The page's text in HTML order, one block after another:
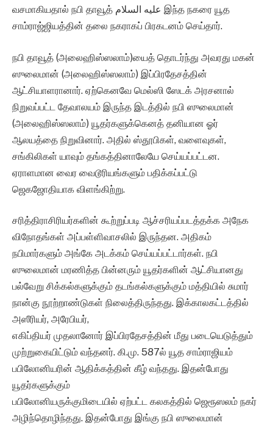
வசமாகியதால் நபி தாவூத் عليه السلام இந்த நகரை யூத
சாம்ராஜ்ஜியத்தின் தலை நகராகப் பிரகடனம் செய்தார்.
நபி தாவூத் (அலைஹிஸ்ஸலாம்)யைத் தொடர்ந்து அவரது மகன்
ஸுலைமான் (அலைஹிஸ்ஸலாம்) இப்பிரதேசத்தின்
ஆட்சியாளரானார். ஏற்கெனவே மெல்ஸி ஸேடக் அரசனால்
நிறுவப்பட்ட தேவாலயம் இருந்த இடத்தில் நபி ஸுலைமான்
(அலைஹிஸ்ஸலாம்) யூதர்களுக்கெனத் தனியான ஓர்
ஆலயத்தை நிறுவினார். அதில் ஸ்தூபிகள், வளைவுகள்,
சங்கிலிகள் யாவும் தங்கத்தினாலேயே செய்யப்பட்டன.
ஏராளமான வைர வைடூரியங்களும் பதிக்கப்பட்டு
ஜெகஜோதியாக விளங்கிற்று.
சரித்திராசிரியர்களின் கூற்றுப்படி ஆச்சரியப்படத்தக்க அநேக
விநோதங்கள் அப்பள்ளிவாசலில் இருந்தன. அதிகம்
நபிமார்களும் அங்கே அடக்கம் செய்யப்பட்டார்கள். நபி
ஸுலைமான் மரணித்த பின்னரும் யூதர்களின் ஆட்சியானது
பல்வேறு சிக்கல்களுக்கும் தடங்கல்களுக்கும் மத்தியில் சுமார்
நான்கு நூற்றாண்டுகள் நிலைத்திருந்தது. இக்காலகட்டத்தில்
அஸீரியர், அரேபியர்,
எகிப்தியர் முதலானோர் இப்பிரதேசத்தின் மீது படையெடுத்தும்
முற்றுகையிட்டும் வந்தனர். கி.மு. 587ல் யூத சாம்ராஜியம்
பபிலோனியரின் ஆதிக்கத்தின் கீழ் வந்தது. இதன்போது
யூதர்களுக்கும்
பபிலோனியருக்குமிடையில் ஏற்பட்ட கலகத்தில் ஜெரூஸலம் நகர்
அழிந்தொழிந்தது. இதன்போது இங்கு நபி ஸுலைமான்